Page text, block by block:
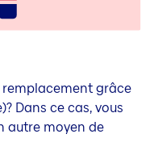
remplacement grâce
Dans ce cas, vous
autre moyen de